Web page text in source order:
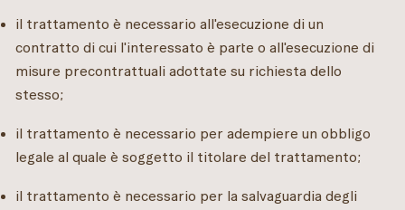
il trattamento è necessario all'esecuzione di un
contratto di cui l'interessato è parte o all'esecuzione di
misure precontrattuali adottate su richiesta dello
stesso;
il trattamento è necessario per adempiere un obbligo
legale al quale è soggetto il titolare del trattamento;
il trattamento è necessario per la salvaguardia degli